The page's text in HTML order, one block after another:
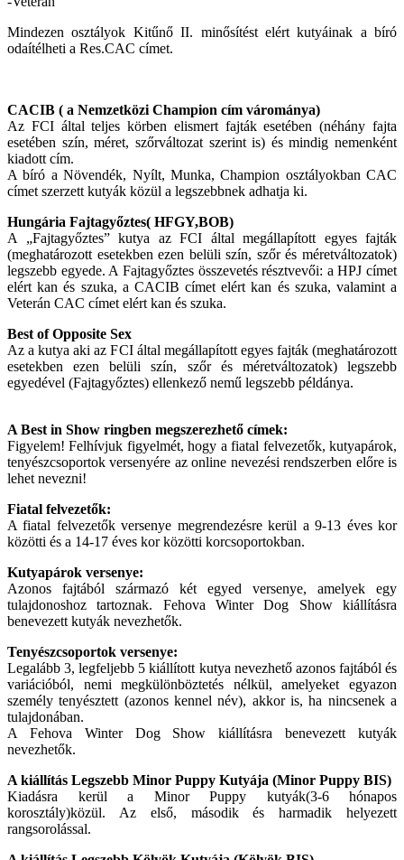
Mindezen osztályok Kitűnő II. minősítést elért kutyáinak a bíró
odaítélheti a Res.CAC címet.
CACIB ( a Nemzetközi Champion cím várománya)
Az FCI által teljes körben elismert fajták esetében (néhány fajta
esetében szín, méret, szőrváltozat szerint is) és mindig nemenként
kiadott cím.
A bíró a Növendék, Nyílt, Munka, Champion osztályokban CAC
címet szerzett kutyák közül a legszebbnek adhatja ki.
Hungária Fajtagyőztes( HFGY,BOB)
A „Fajtagyőztes” kutya az FCI által megállapított egyes fajták
(meghatározott esetekben ezen belüli szín, szőr és méretváltozatok)
legszebb egyede. A Fajtagyőztes összevetés résztvevői: a HPJ címet
elért kan és szuka, a CACIB címet elért kan és szuka, valamint a
Veterán CAC címet elért kan és szuka.
Best of Opposite Sex
Az a kutya aki az FCI által megállapított egyes fajták (meghatározott
esetekben ezen belüli szín, szőr és méretváltozatok) legszebb
egyedével (Fajtagyőztes) ellenkező nemű legszebb példánya.
A Best in Show ringben megszerezhető címek:
Figyelem! Felhívjuk figyelmét, hogy a fiatal felvezetők, kutyapárok,
tenyészcsoportok versenyére az online nevezési rendszerben előre is
lehet nevezni!
Fiatal felvezetők:
A fiatal felvezetők versenye megrendezésre kerül a 9-13 éves kor
közötti és a 14-17 éves kor közötti korcsoportokban.
Kutyapárok versenye:
Azonos fajtából származó két egyed versenye, amelyek egy
tulajdonoshoz tartoznak. Fehova Winter Dog Show kiállításra
benevezett kutyák nevezhetők.
Tenyészcsoportok versenye:
Legalább 3, legfeljebb 5 kiállított kutya nevezhető azonos fajtából és
variációból, nemi megkülönböztetés nélkül, amelyeket egyazon
személy tenyésztett (azonos kennel név), akkor is, ha nincsenek a
tulajdonában.
A Fehova Winter Dog Show kiállításra benevezett kutyák
nevezhetők.
A kiállítás Legszebb Minor Puppy Kutyája (Minor Puppy BIS)
Kiadásra kerül a Minor Puppy kutyák(3-6 hónapos
korosztály)közül. Az első, második és harmadik helyezett
rangsorolással.